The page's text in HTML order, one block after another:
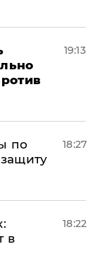
19:13
по
18:27
в
18:22